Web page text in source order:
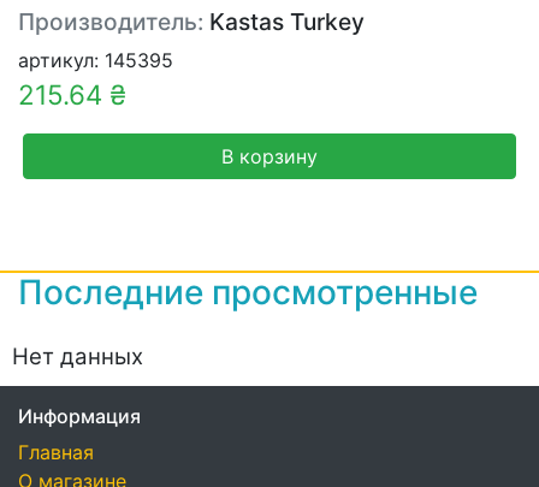
Производитель: Kastas Turkey
артикул: 145395
215.64 ₴
В корзину
Последние просмотренные
Нет данных
Информация
Главная
О магазине